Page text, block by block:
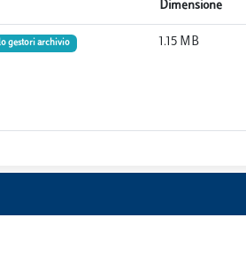
Dimensione
gestori archivio 1.15 MB